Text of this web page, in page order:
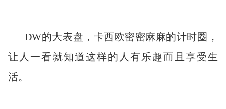
DW的大表盘，卡西欧密密麻麻的计时圈，
让人一看就知道这样的人有乐趣而且享受生
活。